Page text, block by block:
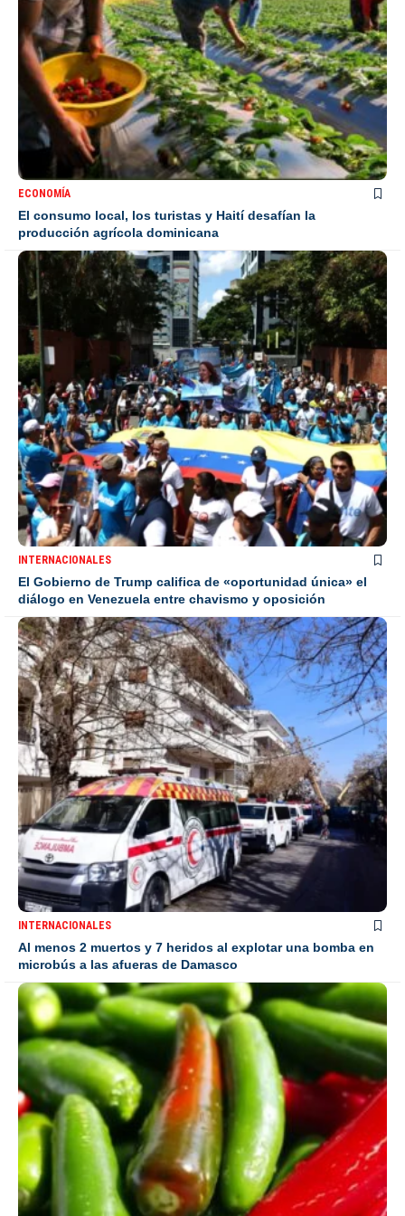
ECONOMÍA
El consumo local, los turistas y Haití desafían la
producción agrícola dominicana
INTERNACIONALES
El Gobierno de Trump califica de «oportunidad única» el
diálogo en Venezuela entre chavismo y oposición
INTERNACIONALES
Al menos 2 muertos y 7 heridos al explotar una bomba en
microbús a las afueras de Damasco